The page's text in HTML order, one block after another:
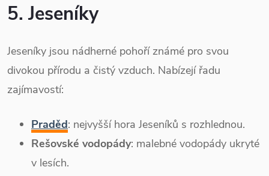
5. Jeseníky
Jeseníky jsou nádherné pohoří známé pro svou
divokou přírodu a čistý vzduch. Nabízejí řadu
zajímavostí:
Praděd: nejvyšší hora Jeseníků s rozhlednou.
Rešovské vodopády: malebné vodopády ukryté
v lesích.